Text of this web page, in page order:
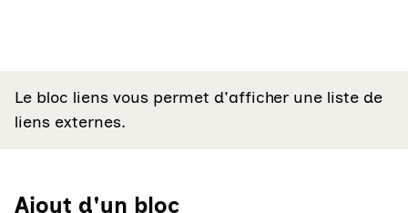
Le bloc liens vous permet d'afficher une liste de
liens externes.
Ajout d'un bloc